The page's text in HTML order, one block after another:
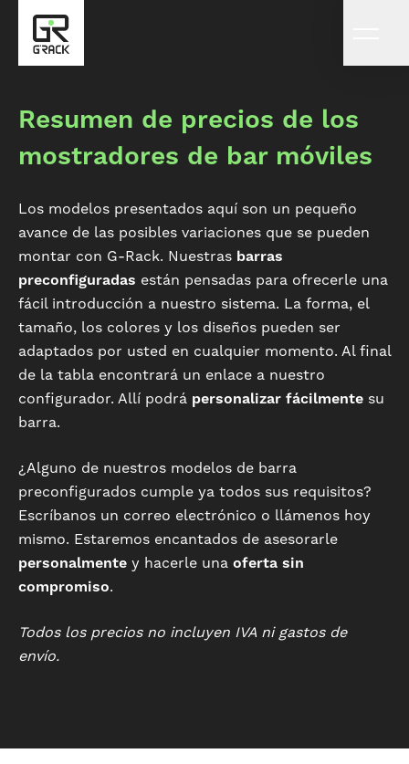
Resumen de precios de los
mostradores de bar móviles
Los modelos presentados aquí son un pequeño
avance de las posibles variaciones que se pueden
montar con G-Rack. Nuestras barras
preconfiguradas están pensadas para ofrecerle una
fácil introducción a nuestro sistema. La forma, el
tamaño, los colores y los diseños pueden ser
adaptados por usted en cualquier momento. Al final
de la tabla encontrará un enlace a nuestro
configurador. Allí podrá personalizar fácilmente su
barra.
¿Alguno de nuestros modelos de barra
preconfigurados cumple ya todos sus requisitos?
Escríbanos un correo electrónico o llámenos hoy
mismo. Estaremos encantados de asesorarle
personalmente y hacerle una oferta sin
compromiso.
Todos los precios no incluyen IVA ni gastos de
envío.